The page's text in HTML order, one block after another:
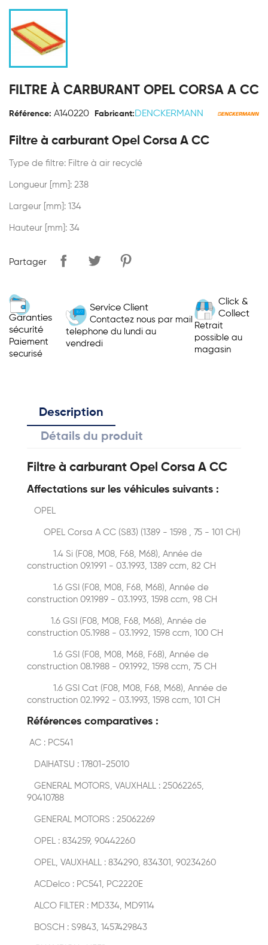
FILTRE À CARBURANT OPEL CORSA A CC
Référence: A140220 Fabricant: DENCKERMANN
Filtre à carburant Opel Corsa A CC
Type de filtre: Filtre à air recyclé
Longueur [mm]: 238
Largeur [mm]: 134
Hauteur [mm]: 34
Partager
Garanties
sécurité
Paiement
securisé
Service Client
Contactez nous par mail
telephone du lundi au
vendredi
Click &
Collect
Retrait
possible au
magasin
Description
Détails du produit
Filtre à carburant Opel Corsa A CC
Affectations sur les véhicules suivants :
OPEL
OPEL Corsa A CC (S83) (1389 - 1598 , 75 - 101 CH)
1.4 Si (F08, M08, F68, M68), Année de
construction 09.1991 - 03.1993, 1389 ccm, 82 CH
1.6 GSI (F08, M08, F68, M68), Année de
construction 09.1989 - 03.1993, 1598 ccm, 98 CH
1.6 GSI (F08, M08, F68, M68), Année de
construction 05.1988 - 03.1992, 1598 ccm, 100 CH
1.6 GSI (F08, M08, M68, F68), Année de
construction 08.1988 - 09.1992, 1598 ccm, 75 CH
1.6 GSI Cat (F08, M08, F68, M68), Année de
construction 02.1992 - 03.1993, 1598 ccm, 101 CH
Références comparatives :
AC : PC541
DAIHATSU : 17801-25010
GENERAL MOTORS, VAUXHALL : 25062265,
90410788
GENERAL MOTORS : 25062269
OPEL : 834259, 90442260
OPEL, VAUXHALL : 834290, 834301, 90234260
ACDelco : PC541, PC2220E
ALCO FILTER : MD334, MD9114
BOSCH : S9843, 1457429843